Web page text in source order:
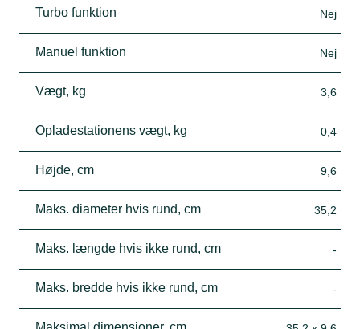
Turbo funktion Nej
Manuel funktion Nej
Vægt, kg 3,6
Opladestationens vægt, kg 0,4
Højde, cm 9,6
Maks. diameter hvis rund, cm 35,2
Maks. længde hvis ikke rund, cm -
Maks. bredde hvis ikke rund, cm -